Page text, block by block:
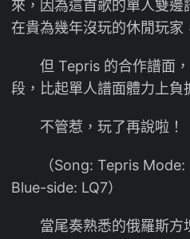
來，因為這首歌的單人雙
在貴為幾年沒玩的休閒玩家
但 Tepris 的合作譜面，
段，比起單人譜面體力上
不管惹，玩了再說啦！
（Song: Tepris Mode:
Blue-side: LQ7）
當尾奏熟悉的俄羅斯方